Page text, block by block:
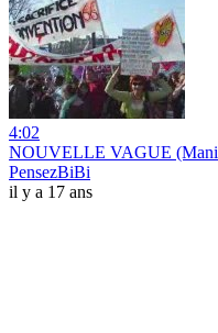
4:02
NOUVELLE VAGUE
PensezBiBi
il y a 17 ans